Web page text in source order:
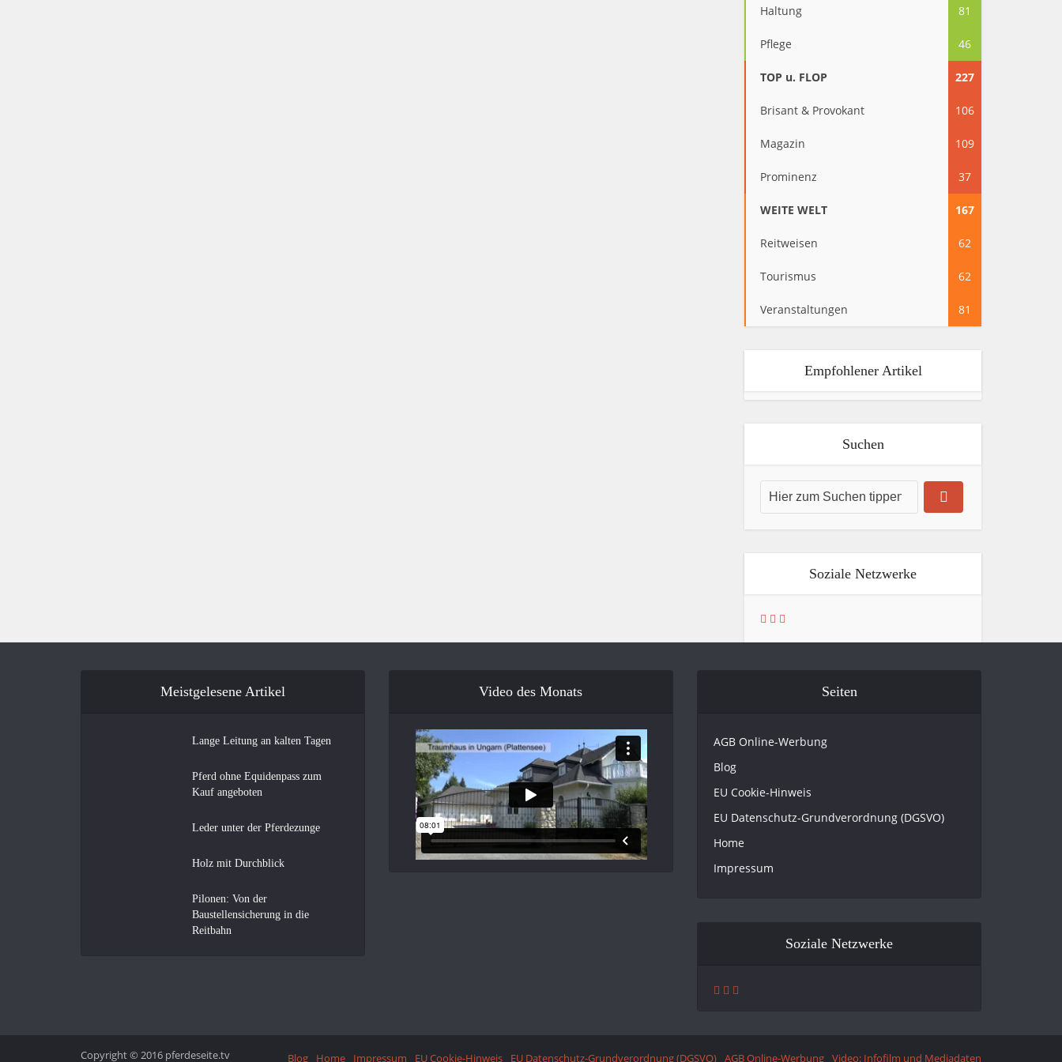
Haltung 81
Pflege 46
TOP u. FLOP 227
Brisant & Provokant 106
Magazin 109
Prominenz 37
WEITE WELT 167
Reitweisen 62
Tourismus 62
Veranstaltungen 81
Empfohlener Artikel
Suchen
Soziale Netzwerke
Meistgelesene Artikel
Lange Leitung an kalten Tagen
Pferd ohne Equidenpass zum
Kauf angeboten
Leder unter der Pferdezunge
Holz mit Durchblick
Pilonen: Von der
Baustellensicherung in die
Reitbahn
Video des Monats Seiten
AGB Online-Werbung
Blog
EU Cookie-Hinweis
EU Datenschutz-Grundverordnung (DGSVO)
Home
Impressum
Soziale Netzwerke
Copyright © 2016 pferdeseite.tv Blog Home Impressum EU Cookie-Hinweis EU Datenschutz-Grundverordnung (DGSVO) AGB Online-Werbung Video: Infofilm und Mediadaten